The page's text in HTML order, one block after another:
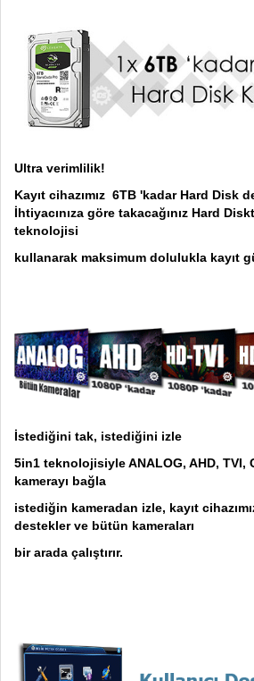
Ultra verimlilik!
Kayıt cihazımız 6TB 'kadar Hard Disk
İhtiyacınıza göre takacağınız Hard
teknolojisi
kullanarak maksimum dolulukla kayıt
İstediğini tak, istediğini izle
5in1 teknolojisiyle ANALOG, AHD, TVI,
kamerayı bağla
istediğin kameradan izle, kayıt
destekler ve bütün kameraları
bir arada çalıştırır.